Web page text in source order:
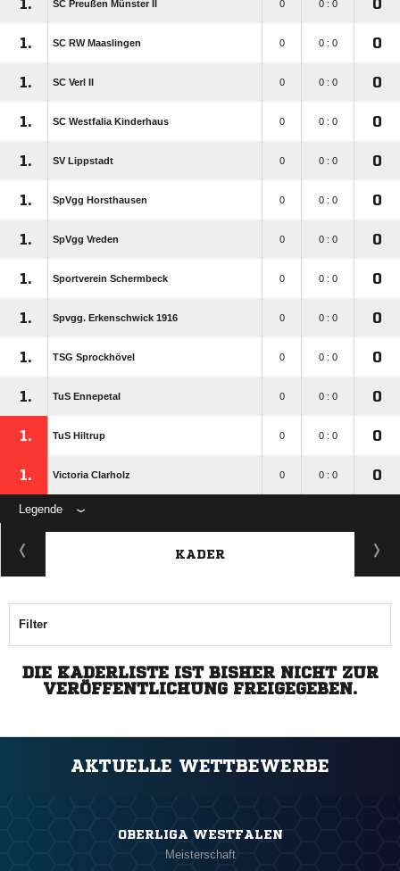
1. SC Preußen Münster II 0 0 : 0 0
1. SC RW Maaslingen 0 0 : 0 0
1. SC Verl II 0 0 : 0 0
1. SC Westfalia Kinderhaus 0 0 : 0 0
1. SV Lippstadt 0 0 : 0 0
1. SpVgg Horsthausen 0 0 : 0 0
1. SpVgg Vreden 0 0 : 0 0
1. Sportverein Schermbeck 0 0 : 0 0
1. Spvgg. Erkenschwick 1916 0 0 : 0 0
1. TSG Sprockhövel 0 0 : 0 0
1. TuS Ennepetal 0 0 : 0 0
1. TuS Hiltrup 0 0 : 0 0
1. Victoria Clarholz 0 0 : 0 0
Legende
KADER
Filter
DIE KADERLISTE IST BISHER NICHT ZUR
VERÖFFENTLICHUNG FREIGEGEBEN.
AKTUELLE WETTBEWERBE
OBERLIGA WESTFALEN
Meisterschaft